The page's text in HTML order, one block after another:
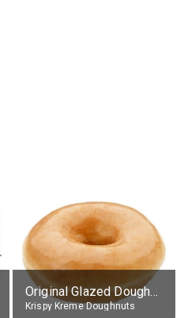
Original Glazed Doughnut
Krispy Kreme Doughnuts